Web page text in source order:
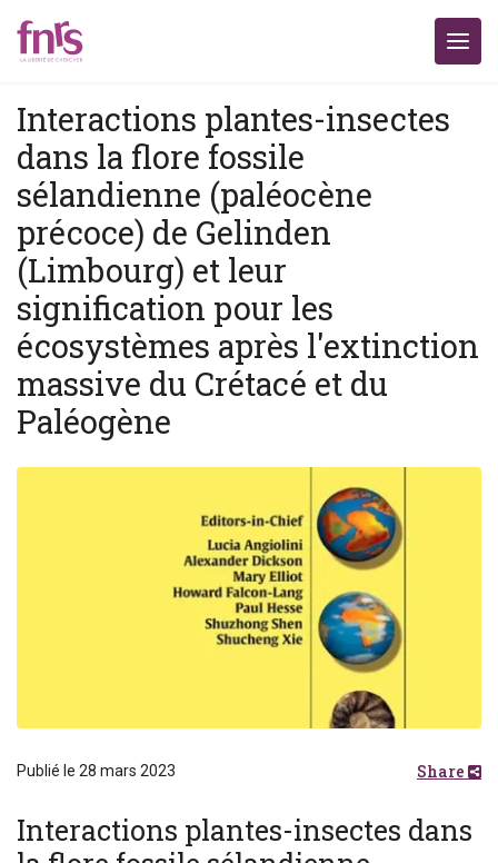
Interactions plantes-insectes
dans la flore fossile
sélandienne (paléocène
précoce) de Gelinden
(Limbourg) et leur
signification pour les
écosystèmes après l'extinction
massive du Crétacé et du
Paléogène
Publié le 28 mars 2023 Share
Interactions plantes-insectes dans